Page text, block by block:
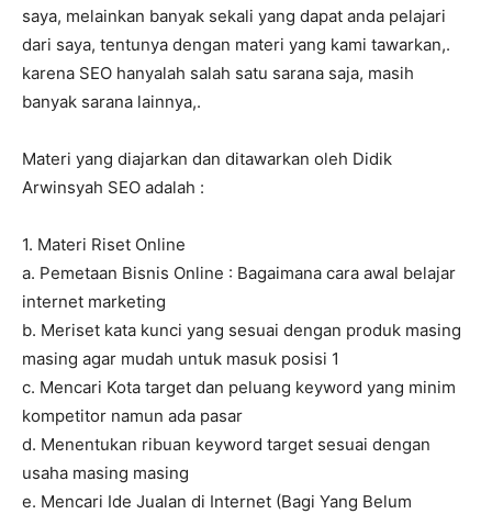
saya, melainkan banyak sekali yang dapat anda pelajari
dari saya, tentunya dengan materi yang kami tawarkan,.
karena SEO hanyalah salah satu sarana saja, masih
banyak sarana lainnya,.
Materi yang diajarkan dan ditawarkan oleh Didik
Arwinsyah SEO adalah :
1. Materi Riset Online
a. Pemetaan Bisnis Online : Bagaimana cara awal belajar
internet marketing
b. Meriset kata kunci yang sesuai dengan produk masing
masing agar mudah untuk masuk posisi 1
c. Mencari Kota target dan peluang keyword yang minim
kompetitor namun ada pasar
d. Menentukan ribuan keyword target sesuai dengan
usaha masing masing
e. Mencari Ide Jualan di Internet (Bagi Yang Belum